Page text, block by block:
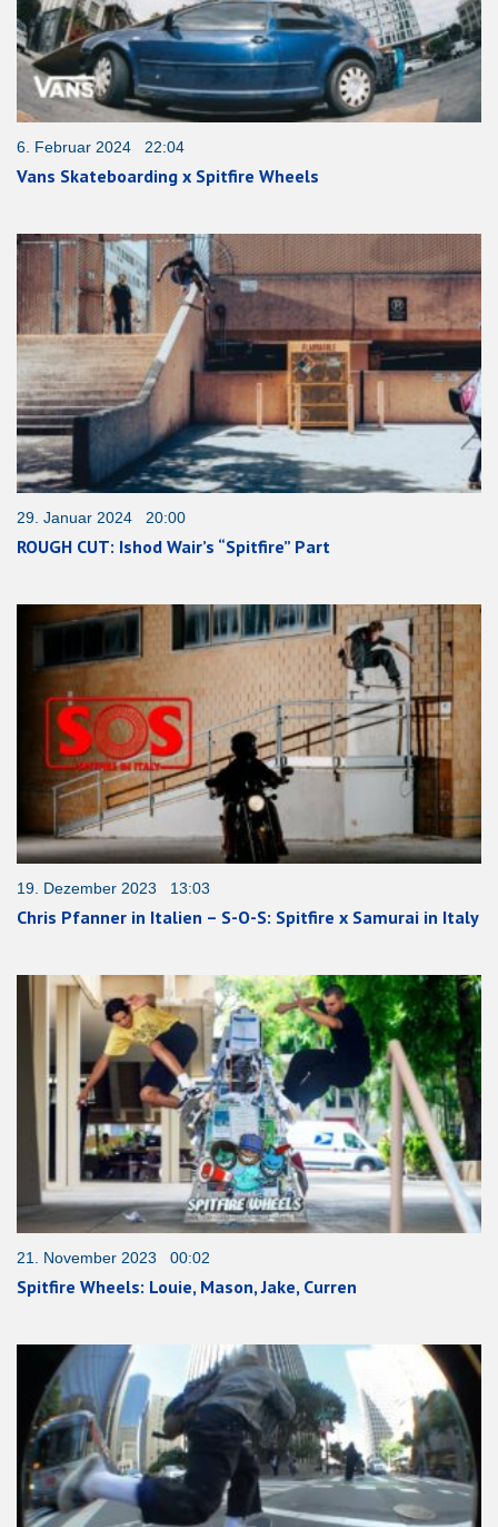
6. Februar 2024 22:04
Vans Skateboarding x Spitfire Wheels
29. Januar 2024 20:00
ROUGH CUT: Ishod Wair’s “Spitfire” Part
19. Dezember 2023 13:03
Chris Pfanner in Italien – S-O-S: Spitfire x Samurai in Italy
21. November 2023 00:02
Spitfire Wheels: Louie, Mason, Jake, Curren